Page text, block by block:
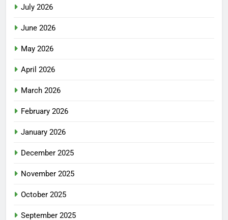
July 2026
June 2026
May 2026
April 2026
March 2026
February 2026
January 2026
December 2025
November 2025
October 2025
September 2025